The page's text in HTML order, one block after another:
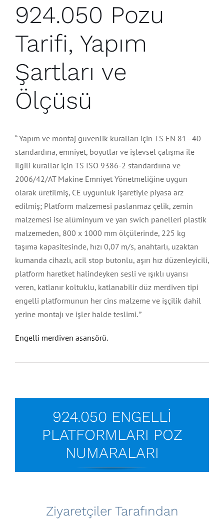
924.050 Pozu
Tarifi, Yapım
Şartları ve
Ölçüsü
“ Yapım ve montaj güvenlik kuralları için TS EN 81–40
standardına, emniyet, boyutlar ve işlevsel çalışma ile
ilgili kurallar için TS ISO 9386-2 standardıına ve
2006/42/AT Makine Emniyet Yönetmeliğine uygun
olarak üretilmiş, CE uygunluk işaretiyle piyasa arz
edilmiş; Platform malzemesi paslanmaz çelik, zemin
malzemesi ise alüminyum ve yan swich panelleri plastik
malzemeden, 800 x 1000 mm ölçülerinde, 225 kg
taşıma kapasitesinde, hızı 0,07 m/s, anahtarlı, uzaktan
kumanda cihazlı, acil stop butonlu, aşırı hız düzenleyicili,
platform haretket halindeyken sesli ve ışıklı uyarısı
veren, katlanır koltuklu, katlanabilir düz merdiven tipi
engelli platformunun her cins malzeme ve işçilik dahil
yerine montajı ve işler halde teslimi. ”
Engelli merdiven asansörü.
924.050 ENGELLİ
PLATFORMLARI POZ
NUMARALARI
Ziyaretçiler Tarafından